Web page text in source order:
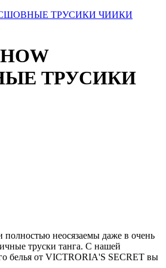
ТРУСИКИ
неосязаемы даже в очень
труски танга. С нашей
белья от VICTRORIA'S SECRET вы